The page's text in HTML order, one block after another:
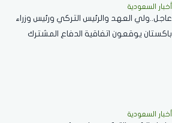
أخبار السعودية
عاجل..ولي العهد والرئيس التركي ورئيس وزراء
باكستان يوقعون اتفاقية الدفاع المشترك
أخبار السعودية